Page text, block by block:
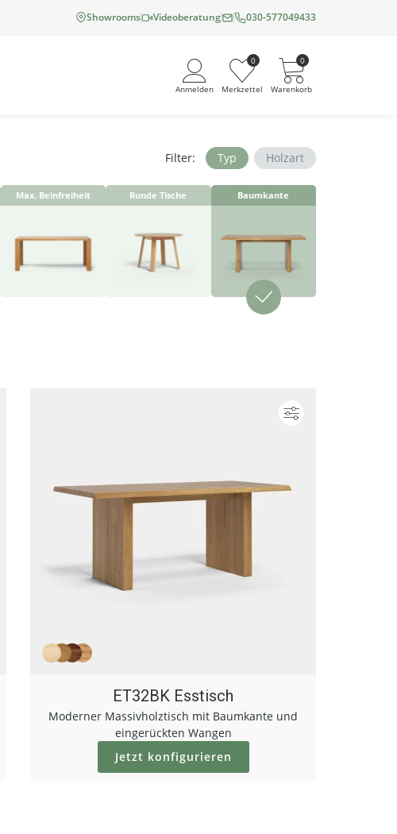
Showrooms Videoberatung 030-577049433
Anmelden
Angemeldet bleiben
Passwort vergessen?
0
Merkzettel
0
Warenkorb
Filter: Typ Holzart
Max. Beinfreiheit Runde Tische Baumkante
ET32BK Esstisch
Moderner Massivholztisch mit Baumkante und
eingerückten Wangen
Jetzt konfigurieren